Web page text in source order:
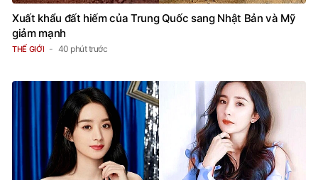
Xuất khẩu đất hiếm của Trung Quốc sang Nhật Bản và Mỹ
giảm mạnh
THẾ GIỚI 40 phút trước